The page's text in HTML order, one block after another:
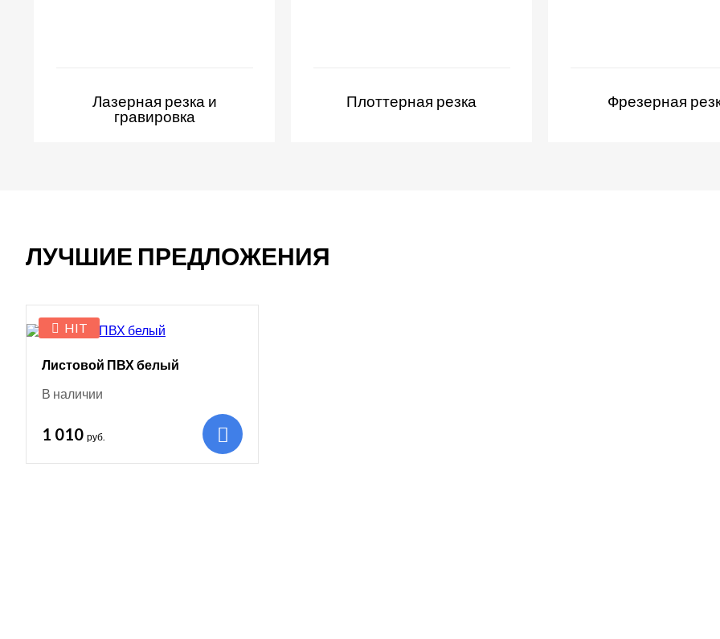
Лазерная резка и
гравировка
Плоттерная резка Фрезерная
ЛУЧШИЕ ПРЕДЛОЖЕНИЯ
HIT
Листовой ПВХ белый
В наличии
1 010 руб.